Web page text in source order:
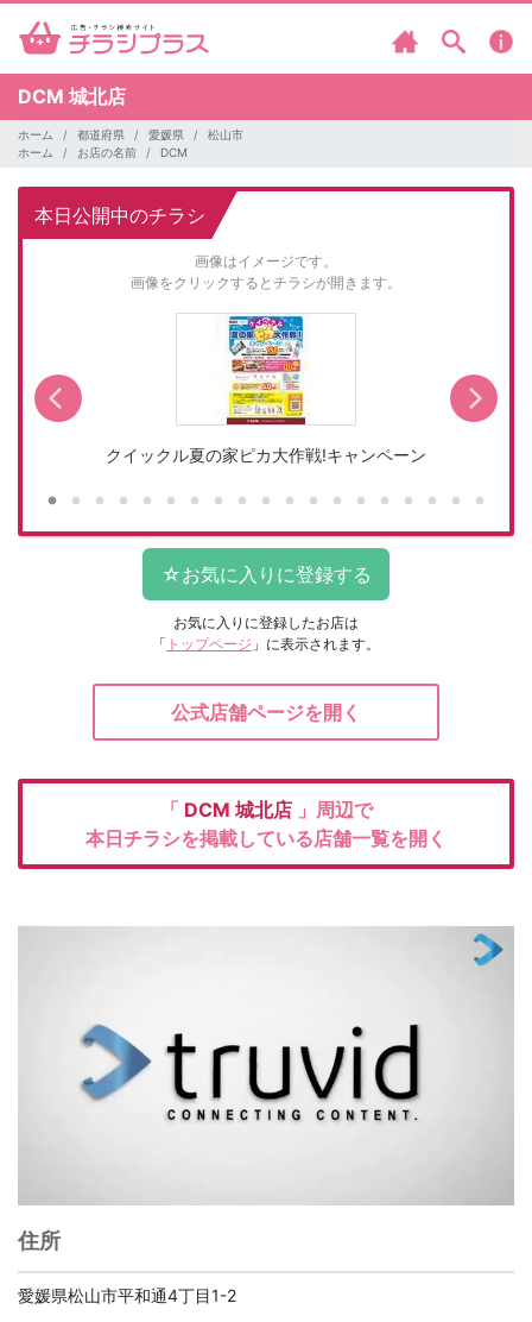
DCM 城北店
ホーム 都道府県 愛媛県
松山市
ホーム
お店の名前 DCM
本日公開中のチラシ
画像はイメージです。
画像をクリックするとチラシが開きます。
クイックル夏の家ピカ大作戦!キャンペーン
お気に入りに登録したお店は
「 トップページ 」に表示されます。
公式店舗ページを開く
「 DCM 城北店 」周辺で
本日チラシを掲載している店舗一覧を開く
住所
愛媛県松山市平和通4丁目1-2